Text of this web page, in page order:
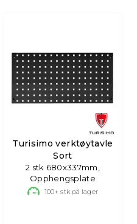
Turisimo verktøytavle
Sort
2 stk 680x337mm,
Opphengsplate
100+ stk på lager